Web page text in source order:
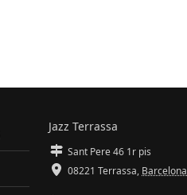
Jazz Terrassa
Sant Pere 46 1r pis
08221 Terrassa, Barcelona